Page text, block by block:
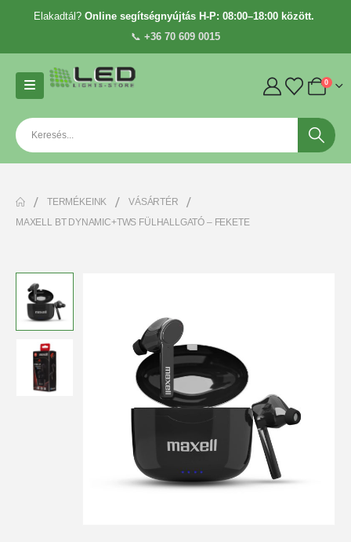
Elakadtál? Online segítségnyújtás H-P: 08:00–18:00 között.
📞 +36 70 609 0015
0
TERMÉKEINK
VÁSÁRTÉR
MAXELL BT DYNAMIC+TWS FÜLHALLGATÓ – FEKETE